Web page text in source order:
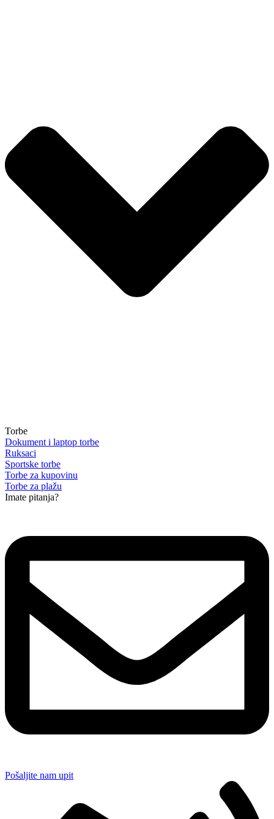
Torbe
Dokument i laptop torbe
Ruksaci
Sportske torbe
Torbe za kupovinu
Torbe za plažu
Imate pitanja?
Pošaljite nam upit